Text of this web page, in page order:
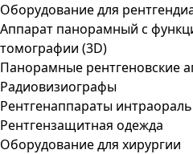
Оборудование для
Аппарат панорамный с
томографии (3D)
Панорамные рентгеновские
Радиовизиографы
Рентгенаппараты
Рентгензащитная одежда
Оборудование для хирургии